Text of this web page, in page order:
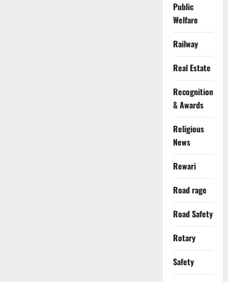
Public
Welfare
Railway
Real Estate
Recognition
& Awards
Religious
News
Rewari
Road rage
Road Safety
Rotary
Safety